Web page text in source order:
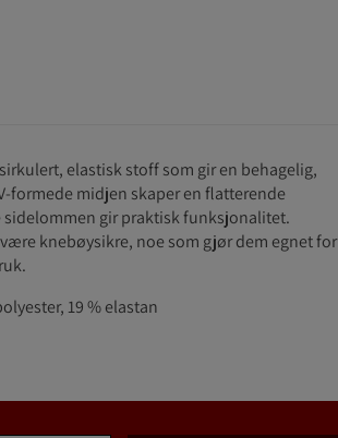
elastisk stoff som gir en behagelig,
formede midjen skaper en flatterende
gir praktisk funksjonalitet.
knebøysikre, noe som gjør dem egnet for
19 % elastan